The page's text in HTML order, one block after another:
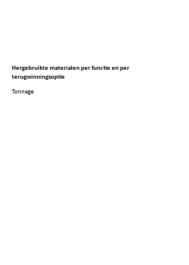
Hergebruikte materialen per functie en per
terugwinningsoptie
Tonnage